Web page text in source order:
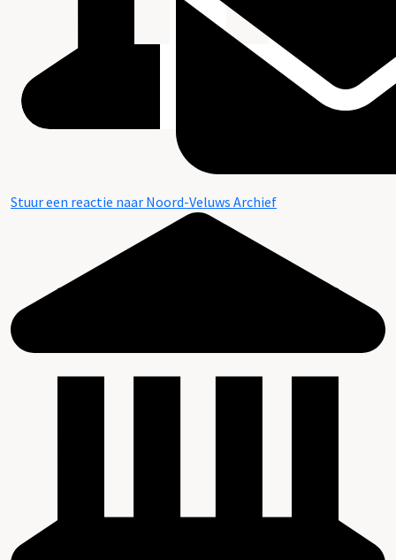
Stuur een reactie naar Noord-Veluws Archief